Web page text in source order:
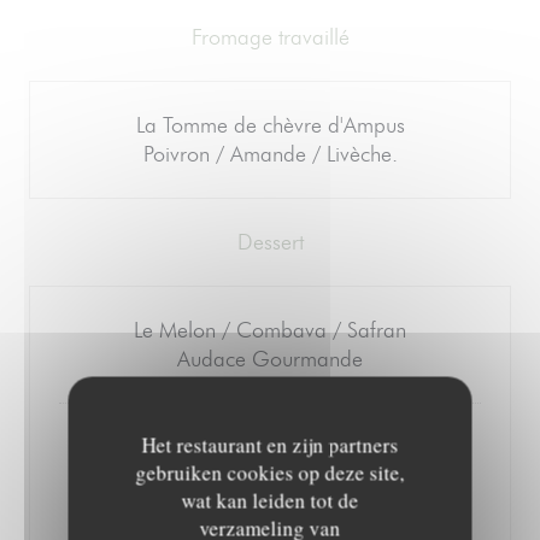
Het restaurant en zijn partners
gebruiken cookies op deze site,
wat kan leiden tot de
verzameling van
Fromage travaillé
La Tomme de chèvre d'Ampus
Poivron / Amande / Livèche.
Dessert
Le Melon / Combava / Safran
Audace Gourmande
Framboises / Pistache
Marc de Provence
Plaisir régressif